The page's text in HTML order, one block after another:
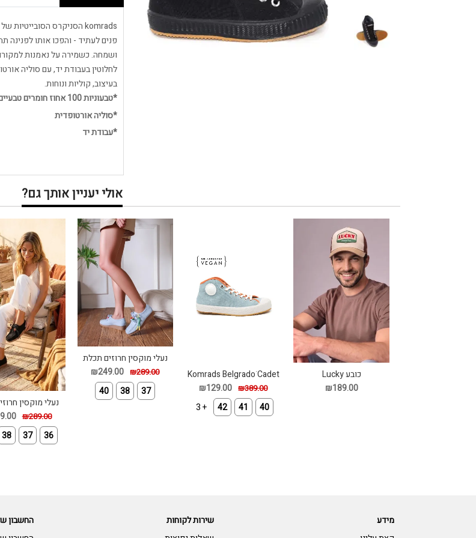
פנים לעתיד - והפכו אותו לפנינה
לחלוטין בעבודת יד, עם סוליה
בעיצוב, קוליות ונוחות.
*טבעוניות 100 אחוז חומרים טבעיים ברי קיימא
*סוליה אורטופדית
*עבודת יד
אולי יעניין אותך גם?
כובע Lucky
₪189.00
Komrads Belgradoֹ Cadet
₪389.00
₪129.00
40
41
42
+ 3
נעלי מוקסין חרוזים תכלת
₪289.00
₪249.00
37
38
40
נעלי מוקסין
₪289.00
36
37
38
מידע
שירות לקוחות
החשבון